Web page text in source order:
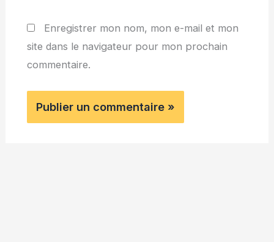
Enregistrer mon nom, mon e-mail et mon
site dans le navigateur pour mon prochain
commentaire.